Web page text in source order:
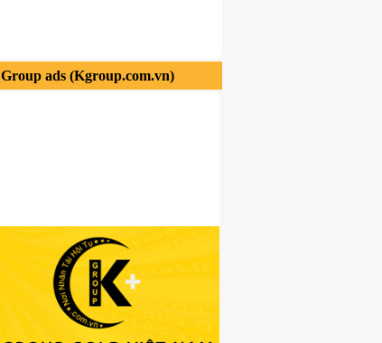
ads (Kgroup.com.vn)